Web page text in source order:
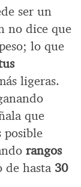
ser un
no dice que
lo que
ligeras.
que
posible
rangos
de hasta 30